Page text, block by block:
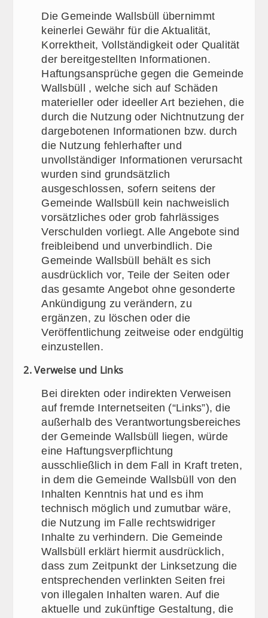
Die Gemeinde Wallsbüll übernimmt
keinerlei Gewähr für die Aktualität,
Korrektheit, Vollständigkeit oder Qualität
der bereitgestellten Informationen.
Haftungsansprüche gegen die Gemeinde
Wallsbüll , welche sich auf Schäden
materieller oder ideeller Art beziehen, die
durch die Nutzung oder Nichtnutzung der
dargebotenen Informationen bzw. durch
die Nutzung fehlerhafter und
unvollständiger Informationen verursacht
wurden sind grundsätzlich
ausgeschlossen, sofern seitens der
Gemeinde Wallsbüll kein nachweislich
vorsätzliches oder grob fahrlässiges
Verschulden vorliegt. Alle Angebote sind
freibleibend und unverbindlich. Die
Gemeinde Wallsbüll behält es sich
ausdrücklich vor, Teile der Seiten oder
das gesamte Angebot ohne gesonderte
Ankündigung zu verändern, zu
ergänzen, zu löschen oder die
Veröffentlichung zeitweise oder endgültig
einzustellen.
2. Verweise und Links
Bei direkten oder indirekten Verweisen
auf fremde Internetseiten (“Links”), die
außerhalb des Verantwortungsbereiches
der Gemeinde Wallsbüll liegen, würde
eine Haftungsverpflichtung
ausschließlich in dem Fall in Kraft treten,
in dem die Gemeinde Wallsbüll von den
Inhalten Kenntnis hat und es ihm
technisch möglich und zumutbar wäre,
die Nutzung im Falle rechtswidriger
Inhalte zu verhindern. Die Gemeinde
Wallsbüll erklärt hiermit ausdrücklich,
dass zum Zeitpunkt der Linksetzung die
entsprechenden verlinkten Seiten frei
von illegalen Inhalten waren. Auf die
aktuelle und zukünftige Gestaltung, die